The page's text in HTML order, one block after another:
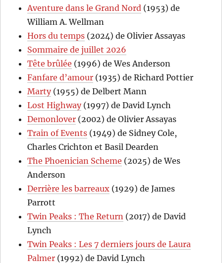
Aventure dans le Grand Nord (1953) de
William A. Wellman
Hors du temps (2024) de Olivier Assayas
Sommaire de juillet 2026
Tête brûlée (1996) de Wes Anderson
Fanfare d’amour (1935) de Richard Pottier
Marty(1955) de Delbert Mann
Lost Highway(1997) de David Lynch
Demonlover (2002) de Olivier Assayas
Train of Events (1949) de Sidney Cole,
Charles Crichton et Basil Dearden
The Phoenician Scheme (2025) de Wes
Anderson
Derrière les barreaux (1929) de James
Parrott
Twin Peaks : The Return (2017) de David
Lynch
Twin Peaks : Les 7 derniers jours de Laura
Palmer (1992) de David Lynch